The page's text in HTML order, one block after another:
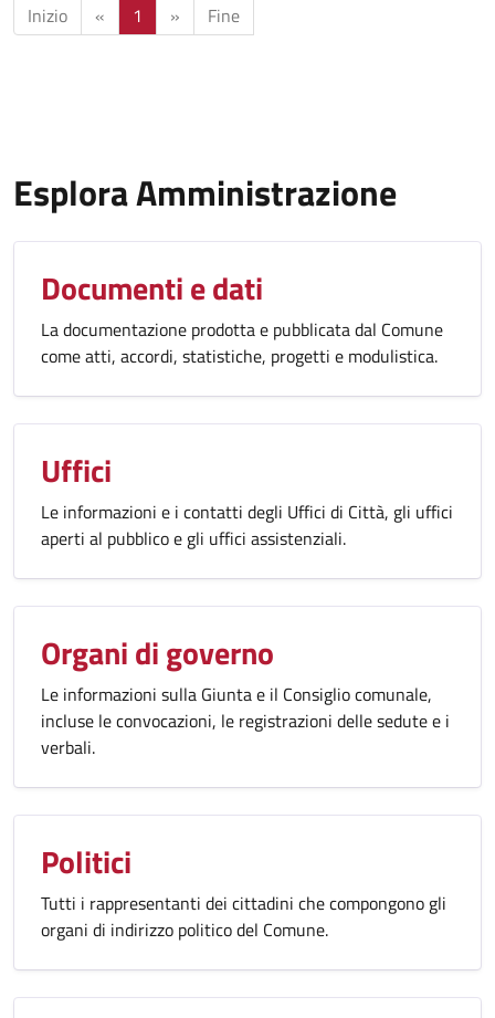
Inizio « 1 » Fine
Esplora Amministrazione
Documenti e dati
La documentazione prodotta e pubblicata dal Comune
come atti, accordi, statistiche, progetti e modulistica.
Uffici
Le informazioni e i contatti degli Uffici di Città, gli uffici
aperti al pubblico e gli uffici assistenziali.
Organi di governo
Le informazioni sulla Giunta e il Consiglio comunale,
incluse le convocazioni, le registrazioni delle sedute e i
verbali.
Politici
Tutti i rappresentanti dei cittadini che compongono gli
organi di indirizzo politico del Comune.